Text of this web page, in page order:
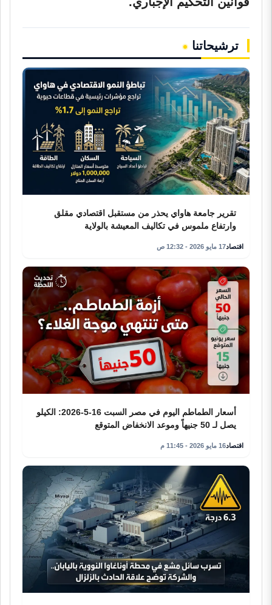
ترشيحاتنا
تقرير جامعة هاواي يحذر من مستقبل اقتصادي مقلق
وارتفاع ملموس في تكاليف المعيشة بالولاية
اقتصاد17 مايو 2026 - 12:32 ص
أسعار الطماطم اليوم في مصر السبت 16-5-2026: الكيلو
يصل لـ 50 جنيهاً وموعد الانخفاض المتوقع
اقتصاد16 مايو 2026 - 11:45 م